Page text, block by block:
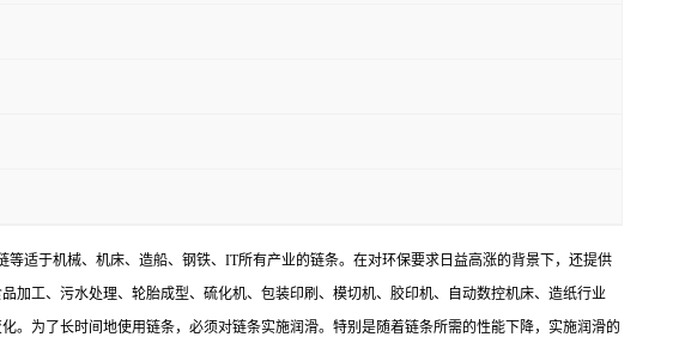
适于机械、机床、造船、钢铁、IT所有产业的链条。在对环保要求日益高涨的背景下，还提供
加工、污水处理、轮胎成型、硫化机、包装印刷、模切机、胶印机、自动数控机床、造纸行业
为了长时间地使用链条，必须对链条实施润滑。特别是随着链条所需的性能下降，实施润滑的